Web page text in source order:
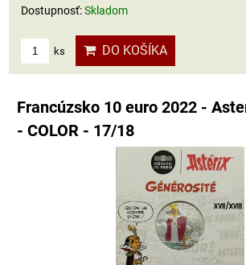
Dostupnosť:Skladom
ks DO KOŠÍKA
Francúzsko 10 euro 2022 -
- COLOR - 17/18